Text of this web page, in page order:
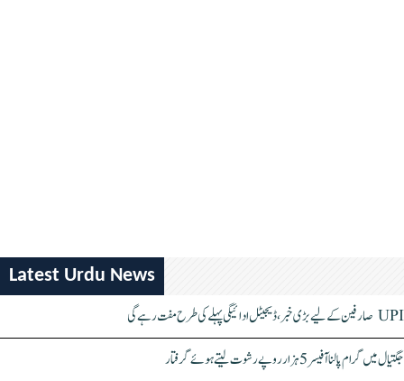
Latest Urdu News
UPI صارفین کے لیے بڑی خبر، ڈیجیٹل ادائیگی پہلے کی طرح مفت رہے گی
جگتیال میں گرام پالنا آفیسر 5 ہزار روپے رشوت لیتے ہوئے گرفتار